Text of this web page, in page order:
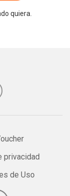
quiera.
privacidad
de Uso